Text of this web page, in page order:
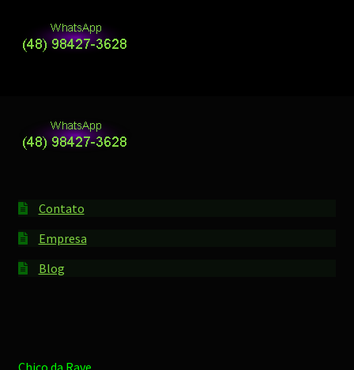
Contato
Empresa
Blog
Chico da Rave